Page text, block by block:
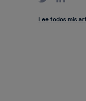
Lee todos mis